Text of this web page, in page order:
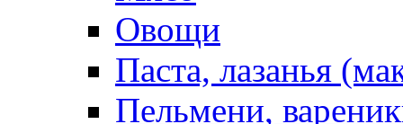
Овощи
Паста, лазанья
Пельмени,